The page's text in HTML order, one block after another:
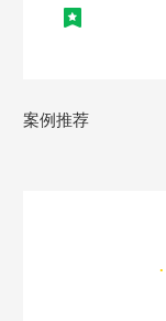
案例推荐
·